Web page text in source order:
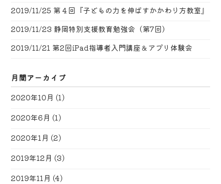
2019/11/25 第４回『子どもの力を伸ばすかかわり方教室』
2019/11/23 静岡特別支援教育勉強会（第7回）
2019/11/21 第2回iPad指導者入門講座＆アプリ体験会
月間アーカイブ
2020年10月 (1)
2020年6月 (1)
2020年1月 (2)
2019年12月 (3)
2019年11月 (4)